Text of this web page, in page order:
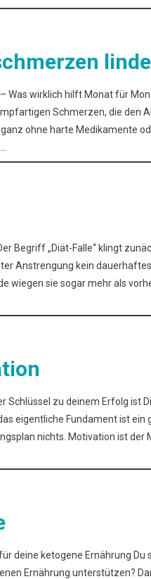
Was wirklich hilft Monat für
Schmerzen, die den
ohne harte Medikamente
Begriff „Diät-Falle“ klingt
Anstrengung kein
wiegen sie sogar mehr als
Schlüssel zu deinem Erfolg ist
eigentliche Fundament ist
nichts. Motivation ist der
deine ketogene Ernährung
Ernährung unterstützen?